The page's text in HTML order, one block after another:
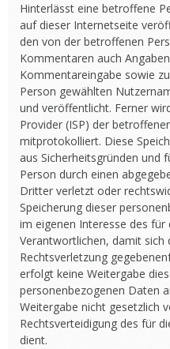
Hinterlässt eine betroffene
auf dieser Internetseite
den von der betroffenen
Kommentaren auch
Kommentareingabe sowie
Person gewählten
und veröffentlicht. Ferner
Provider (ISP) der
mitprotokolliert. Diese
aus Sicherheitsgründen und
Person durch einen
Dritter verletzt oder
Speicherung dieser
im eigenen Interesse des für
Verantwortlichen, damit sich
Rechtsverletzung
erfolgt keine Weitergabe
personenbezogenen Daten
Weitergabe nicht gesetzlich
Rechtsverteidigung des für
dient.